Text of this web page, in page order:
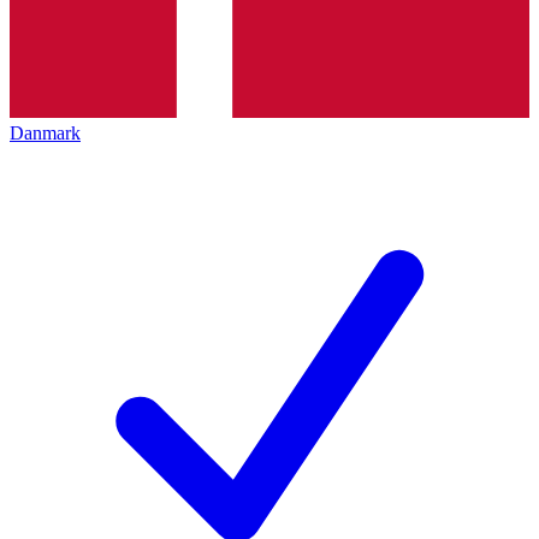
Danmark